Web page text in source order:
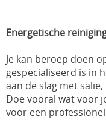
Energetische
Je kan beroep doen
gespecialiseerd is in
aan de slag met
Doe vooral wat voor
voor een